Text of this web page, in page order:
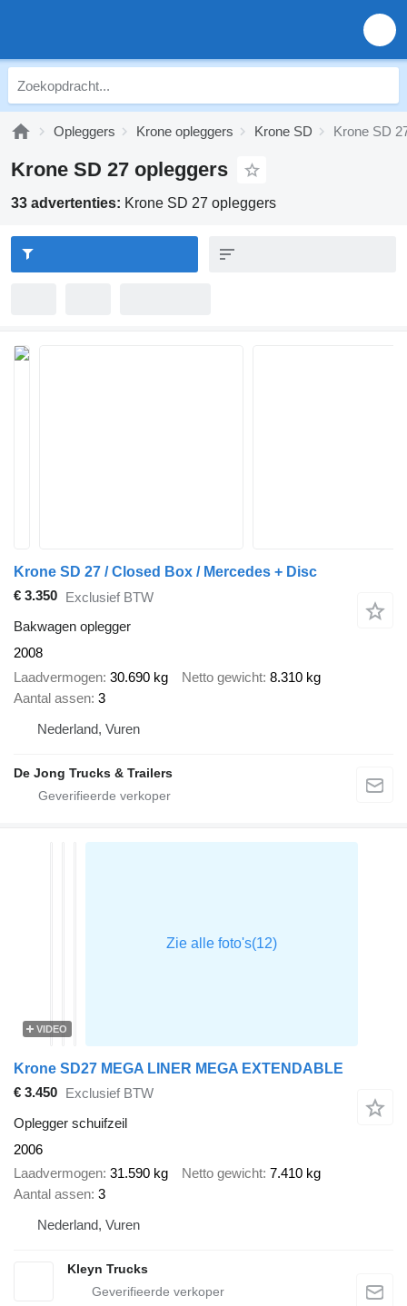
Opleggers Krone opleggers Krone SD Krone SD
Krone SD 27 opleggers
33 advertenties: Krone SD 27 opleggers
Krone SD 27 / Closed Box / Mercedes + Disc
€ 3.350 Exclusief BTW
Bakwagen oplegger
2008
Laadvermogen 30.690 kg Netto gewicht 8.310 kg
Aantal assen 3
Nederland, Vuren
De Jong Trucks & Trailers
VIDEO
Krone SD27 MEGA LINER MEGA EXTENDABLE
€ 3.450 Exclusief BTW
Oplegger schuifzeil
2006
Laadvermogen 31.590 kg Netto gewicht 7.410 kg
Aantal assen 3
Nederland, Vuren
Kleyn Trucks